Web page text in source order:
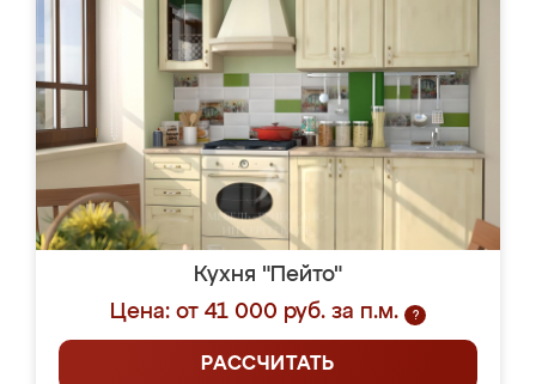
Кухня "Пейто"
Цена: от 41 000 руб. за п.м.
?
РАССЧИТАТЬ